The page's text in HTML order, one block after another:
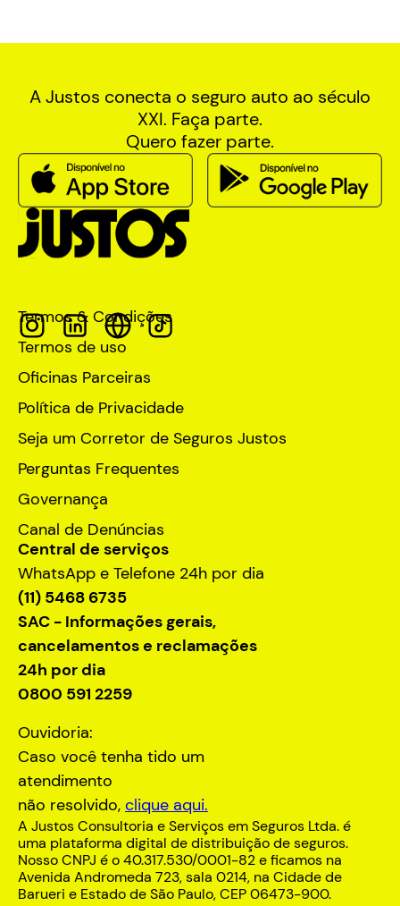
A Justos conecta o seguro auto ao século
XXI. Faça parte.
Quero fazer parte.
Termos & Condições
Termos de uso
Oficinas Parceiras
Política de Privacidade
Seja um Corretor de Seguros Justos
Perguntas Frequentes
Governança
Canal de Denúncias
Central de serviços
WhatsApp e Telefone 24h por dia
(11) 5468 6735
SAC - Informações gerais,
cancelamentos e reclamações
24h por dia
0800 591 2259
Ouvidoria:
Caso você tenha tido um
atendimento
não resolvido, clique aqui.
A Justos Consultoria e Serviços em Seguros Ltda. é
uma plataforma digital de distribuição de seguros.
Nosso CNPJ é o 40.317.530/0001-82 e ficamos na
Avenida Andromeda 723, sala 0214, na Cidade de
Barueri e Estado de São Paulo, CEP 06473-900.